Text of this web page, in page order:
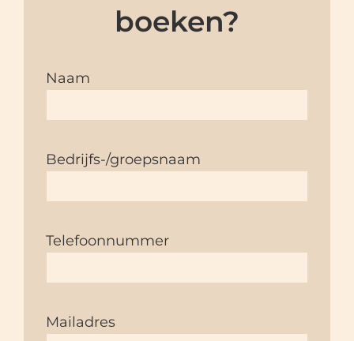
boeken?
Naam
Bedrijfs-/groepsnaam
Telefoonnummer
Mailadres